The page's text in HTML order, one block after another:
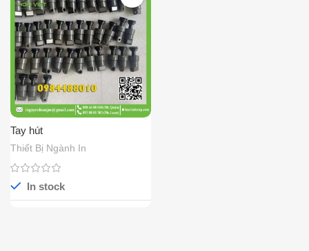
Tay hút
Thiết Bị Ngành In
In stock